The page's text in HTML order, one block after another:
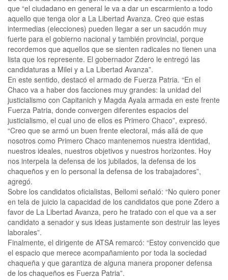
que “el ciudadano en general le va a dar un escarmiento a todo
aquello que tenga olor a La Libertad Avanza. Creo que estas
intermedias (elecciones) pueden llegar a ser un sacudón muy
fuerte para el gobierno nacional y también provincial, porque
recordemos que aquellos que se sienten radicales no tienen una
lista que los represente. El gobernador Zdero le entregó las
candidaturas a Milei y a La Libertad Avanza”.
En este sentido, destacó el armado de Fuerza Patria. “En el
Chaco va a haber dos facciones muy grandes: la unidad del
justicialismo con Capitanich y Magda Ayala armada en este frente
Fuerza Patria, donde convergen diferentes espacios del
justicialismo, el cual uno de ellos es Primero Chaco”, expresó.
“Creo que se armó un buen frente electoral, más allá de que
nosotros como Primero Chaco mantenemos nuestra identidad,
nuestros ideales, nuestros objetivos y nuestros horizontes. Hoy
nos interpela la defensa de los jubilados, la defensa de los
chaqueños y en lo personal la defensa de los trabajadores”,
agregó.
Sobre los candidatos oficialistas, Bellomi señaló: “No quiero poner
en tela de juicio la capacidad de los candidatos que pone Zdero a
favor de La Libertad Avanza, pero he tratado con el que va a ser
candidato a senador y sus ideas justamente son destruir las leyes
laborales”.
Finalmente, el dirigente de ATSA remarcó: “Estoy convencido que
el espacio que merece acompañamiento por toda la sociedad
chaqueña y que garantiza de alguna manera proponer defensa
de los chaqueños es Fuerza Patria”.